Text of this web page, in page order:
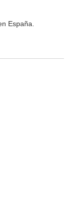
España.